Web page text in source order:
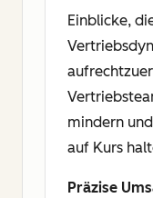
Einblicke,
mindern
auf Kurs
Präzise